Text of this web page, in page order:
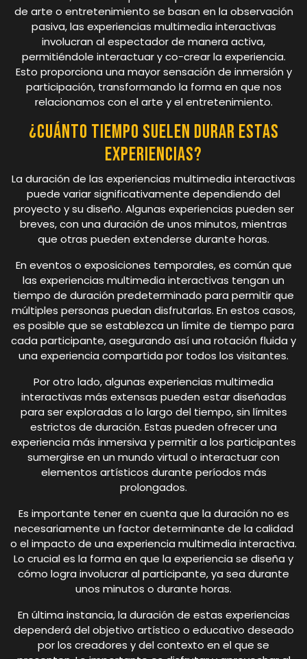
de arte o entretenimiento se basan en la observación
pasiva, las experiencias multimedia interactivas
involucran al espectador de manera activa,
permitiéndole interactuar y co-crear la experiencia.
Esto proporciona una mayor sensación de inmersión y
participación, transformando la forma en que nos
relacionamos con el arte y el entretenimiento.
¿Cuánto tiempo suelen durar estas
experiencias?
La duración de las experiencias multimedia interactivas
puede variar significativamente dependiendo del
proyecto y su diseño. Algunas experiencias pueden ser
breves, con una duración de unos minutos, mientras
que otras pueden extenderse durante horas.
En eventos o exposiciones temporales, es común que
las experiencias multimedia interactivas tengan un
tiempo de duración predeterminado para permitir que
múltiples personas puedan disfrutarlas. En estos casos,
es posible que se establezca un límite de tiempo para
cada participante, asegurando así una rotación fluida y
una experiencia compartida por todos los visitantes.
Por otro lado, algunas experiencias multimedia
interactivas más extensas pueden estar diseñadas
para ser exploradas a lo largo del tiempo, sin límites
estrictos de duración. Estas pueden ofrecer una
experiencia más inmersiva y permitir a los participantes
sumergirse en un mundo virtual o interactuar con
elementos artísticos durante períodos más
prolongados.
Es importante tener en cuenta que la duración no es
necesariamente un factor determinante de la calidad
o el impacto de una experiencia multimedia interactiva.
Lo crucial es la forma en que la experiencia se diseña y
cómo logra involucrar al participante, ya sea durante
unos minutos o durante horas.
En última instancia, la duración de estas experiencias
dependerá del objetivo artístico o educativo deseado
por los creadores y del contexto en el que se